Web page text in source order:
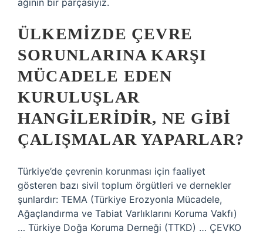
ağının bir parçasıyız.
ÜLKEMIZDE ÇEVRE
SORUNLARINA KARŞI
MÜCADELE EDEN
KURULUŞLAR
HANGILERIDIR, NE GIBI
ÇALIŞMALAR YAPARLAR?
Türkiye’de çevrenin korunması için faaliyet
gösteren bazı sivil toplum örgütleri ve dernekler
şunlardır: TEMA (Türkiye Erozyonla Mücadele,
Ağaçlandırma ve Tabiat Varlıklarını Koruma Vakfı)
… Türkiye Doğa Koruma Derneği (TTKD) … ÇEVKO